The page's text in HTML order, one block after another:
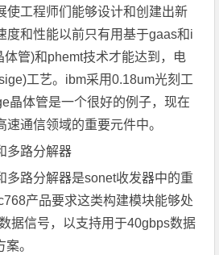
使工程师们能够设计和创建出新
度和性能以前只有用基于gaas和i
体管)和phemt技术才能达到，电
工艺。ibm采用0.18um光刻工
晶体管是一个很好的例子，现在
通信领域的重要元件中。
路分解器
路分解器是sonet收发器中的重
产品要求这类构建模块能够处
据信号，以支持用于40gbps数据
。